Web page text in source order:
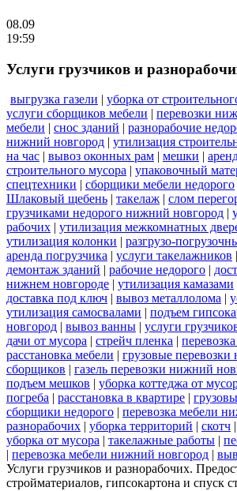
08.09
19:59
Услуги грузчиков и
выгрузка газели | уборка от
услуги сборщиков мебели | перевозки
мебели | снос зданий | разнорабочие
нижний новгород | утилизация
на час | вывоз оконных рам | мешки |
строительного мусора | упаковочный
спецтехники | сборщики мебели недорого
Шлаковый щебень | такелаж | слом
грузчиками недорого нижний новгород |
рабочих | утилизация межкомнатных
утилизация колонки | разгрузо-
аренда погрузчика | услуги такелажников |
демонтаж зданий | рабочие недорого |
нижнем новгороде | утилизация камазами
доставка под ключ | вывоз металлолома |
утилизация самосвалами | подъем
новгород | вывоз ванны | услуги
дачи от мусора | стрейч пленка |
расстановка мебели | грузовые
сборщиков | газель перевозки нижний
подъем мешков | уборка коттеджа от
погреба | расстановка в квартире |
сборщики недорого | перевозка мебели
разнорабочих | уборка территорий | скотч |
уборка от мусора | такелажные работы |
| перевозка мебели нижний новгород |
Услуги грузчиков и разнорабочих.
стройматериалов, гипсокартона и спуск